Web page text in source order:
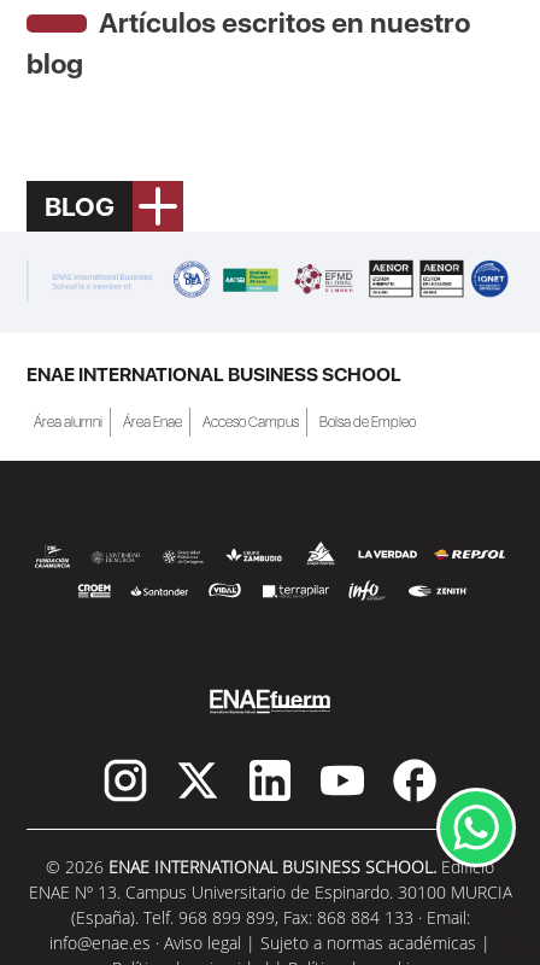
Artículos escritos en nuestro
blog
BLOG
ENAE INTERNATIONAL BUSINESS SCHOOL
Área alumni Área Enae Acceso Campus Bolsa de Empleo
© 2026 ENAE INTERNATIONAL BUSINESS SCHOOL. Edificio
ENAE Nº 13. Campus Universitario de Espinardo. 30100 MURCIA
(España). Telf. 968 899 899, Fax: 868 884 133 · Email:
info@enae.es · Aviso legal | Sujeto a normas académicas |